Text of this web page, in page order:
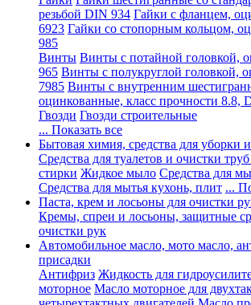
резьбой DIN 934 Гайки с фланцем,
6923 Гайки со стопорным кольцом,
985
Винты Винты с потайной головкой,
965 Винты с полукруглой головкой,
7985 Винты с внутренним
оцинкованные, класс прочности 8.8,
Гвозди Гвозди строительные
... Показать все
Бытовая химия, средства для уборки
Средства для туалетов и очистки труб
стирки Жидкое мыло Средства для
Средства для мытья кухонь, плит ...
Паста, крем и лосьоны для очистки
Кремы, спреи и лосьоны, защитные
очистки рук
Автомобильное масло, мото масло,
присадки
Антифриз Жидкость для
моторное Масло моторное для